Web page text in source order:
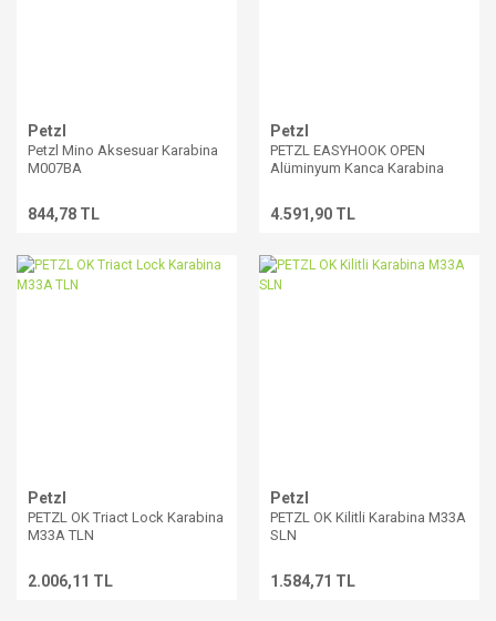
Petzl
Petzl Mino Aksesuar Karabina
M007BA
844,78 TL
Petzl
PETZL EASYHOOK OPEN
Alüminyum Kanca Karabina
4.591,90 TL
Petzl
PETZL OK Triact Lock Karabina
M33A TLN
2.006,11 TL
Petzl
PETZL OK Kilitli Karabina M33A
SLN
1.584,71 TL